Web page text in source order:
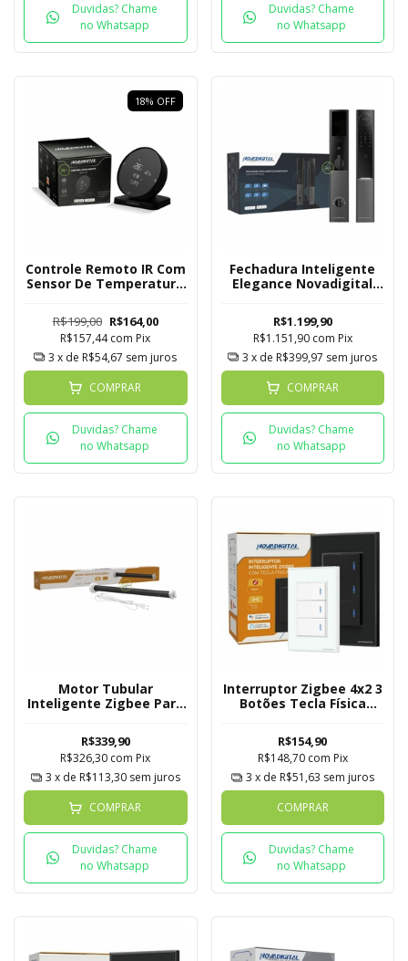
Duvidas? Chame
no Whatsapp
Duvidas? Chame
no Whatsapp
18% OFF
Controle Remoto IR Com
Sensor De Temperatura
Tuya
R$199,00 R$164,00
R$157,44com Pix
3 x de R$54,67 sem juros
COMPRAR
Duvidas? Chame
no Whatsapp
Fechadura Inteligente
Elegance Novadigital
R$1.199,90
R$1.151,90 com Pix
3 x de R$399,97 sem juros
COMPRAR
Duvidas? Chame
no Whatsapp
Motor Tubular
Inteligente Zigbee Para
Novadigital
R$339,90
R$326,30 com Pix
3 x de R$113,30 sem juros
COMPRAR
Duvidas? Chame
no Whatsapp
Interruptor Zigbee 4x2 3
Botões Tecla Física
R$154,90
R$148,70 com Pix
3 x de R$51,63 sem juros
COMPRAR
Duvidas? Chame
no Whatsapp